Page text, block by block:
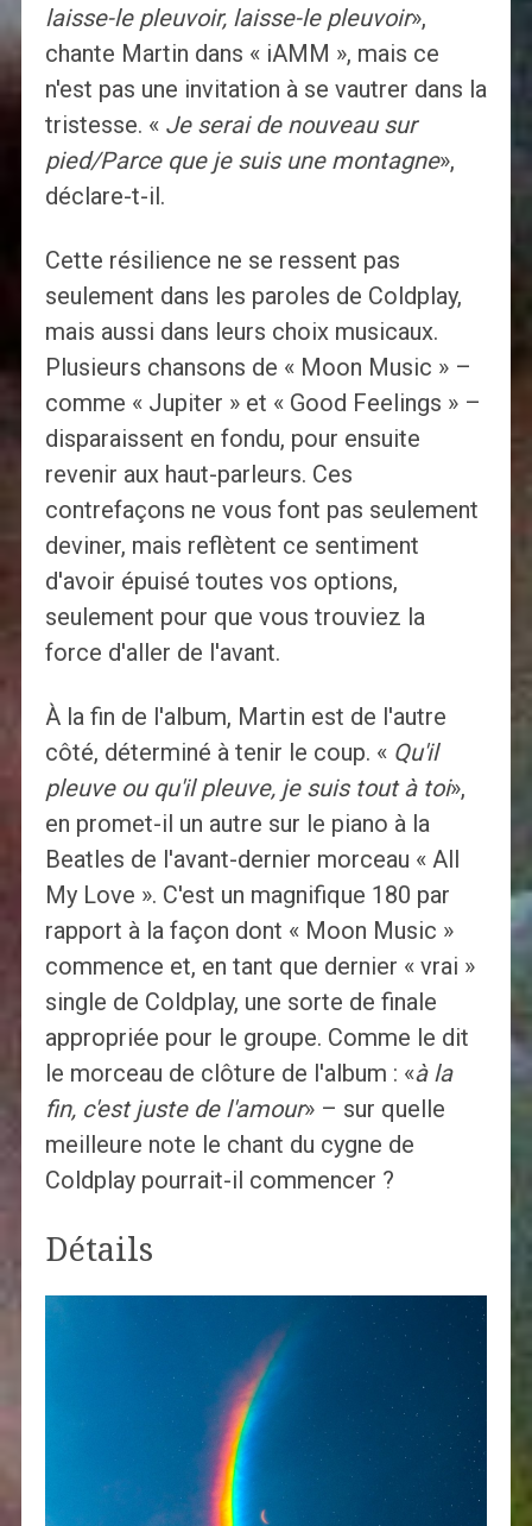
laisse-le pleuvoir, laisse-le pleuvoir»,
chante Martin dans « iAMM », mais ce
n'est pas une invitation à se vautrer dans la
tristesse. « Je serai de nouveau sur
pied/Parce que je suis une montagne»,
déclare-t-il.
Cette résilience ne se ressent pas
seulement dans les paroles de Coldplay,
mais aussi dans leurs choix musicaux.
Plusieurs chansons de « Moon Music » –
comme « Jupiter » et « Good Feelings » –
disparaissent en fondu, pour ensuite
revenir aux haut-parleurs. Ces
contrefaçons ne vous font pas seulement
deviner, mais reflètent ce sentiment
d'avoir épuisé toutes vos options,
seulement pour que vous trouviez la
force d'aller de l'avant.
À la fin de l'album, Martin est de l'autre
côté, déterminé à tenir le coup. « Qu'il
pleuve ou qu'il pleuve, je suis tout à toi»,
en promet-il un autre sur le piano à la
Beatles de l'avant-dernier morceau « All
My Love ». C'est un magnifique 180 par
rapport à la façon dont « Moon Music »
commence et, en tant que dernier « vrai »
single de Coldplay, une sorte de finale
appropriée pour le groupe. Comme le dit
le morceau de clôture de l'album : «à la
fin, c'est juste de l'amour» – sur quelle
meilleure note le chant du cygne de
Coldplay pourrait-il commencer ?
Détails